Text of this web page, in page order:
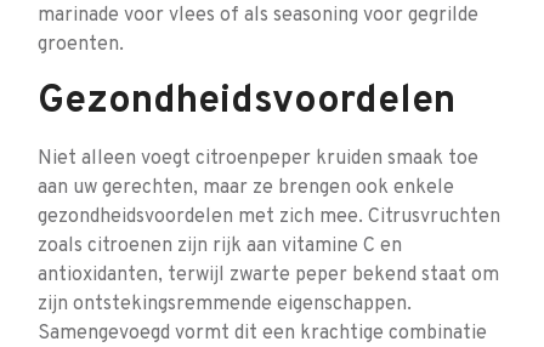
marinade voor vlees of als seasoning voor gegrilde
groenten.
Gezondheidsvoordelen
Niet alleen voegt citroenpeper kruiden smaak toe
aan uw gerechten, maar ze brengen ook enkele
gezondheidsvoordelen met zich mee. Citrusvruchten
zoals citroenen zijn rijk aan vitamine C en
antioxidanten, terwijl zwarte peper bekend staat om
zijn ontstekingsremmende eigenschappen.
Samengevoegd vormt dit een krachtige combinatie